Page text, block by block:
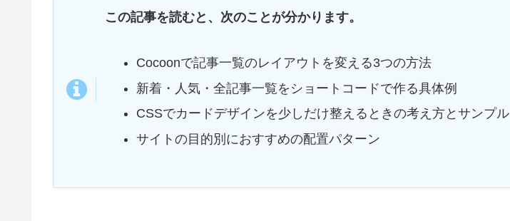
この記事を読むと、次のことが分かります。
Cocoonで記事一覧のレイアウトを変える3つの方法
新着・人気・全記事一覧をショートコードで作る具体例
CSSでカードデザインを少しだけ整えるときの考え方とサンプル
サイトの目的別におすすめの配置パターン